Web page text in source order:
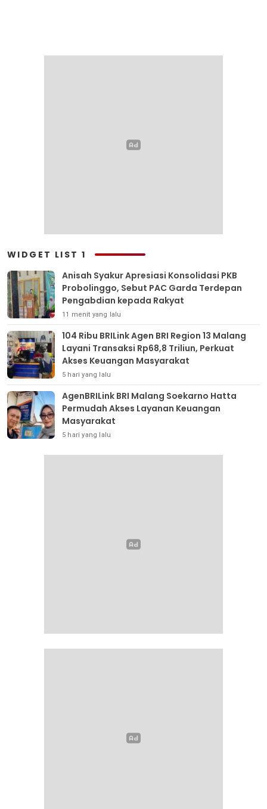
WIDGET LIST 1
Anisah Syakur Apresiasi Konsolidasi PKB
Probolinggo, Sebut PAC Garda Terdepan
Pengabdian kepada Rakyat
11 menit yang lalu
104 Ribu BRILink Agen BRI Region 13 Malang
Layani Transaksi Rp68,8 Triliun, Perkuat
Akses Keuangan Masyarakat
5 hari yang lalu
AgenBRILink BRI Malang Soekarno Hatta
Permudah Akses Layanan Keuangan
Masyarakat
5 hari yang lalu